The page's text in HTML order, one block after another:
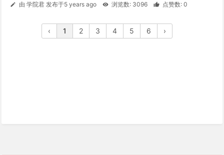
由 学院君 发布于5 years ago 浏览数: 3096 点赞数: 0
‹ 1 2 3 4 5 6 ›